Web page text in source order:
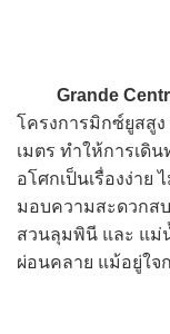
Grande
โครงการมิกซ์ยูสสูง
เมตร ทำให้การเดิ
อโศกเป็นเรื่องง่าย
มอบความสะดวกส
สวนลุมพินี และ แม่
ผ่อนคลาย แม้อยู่ใจ